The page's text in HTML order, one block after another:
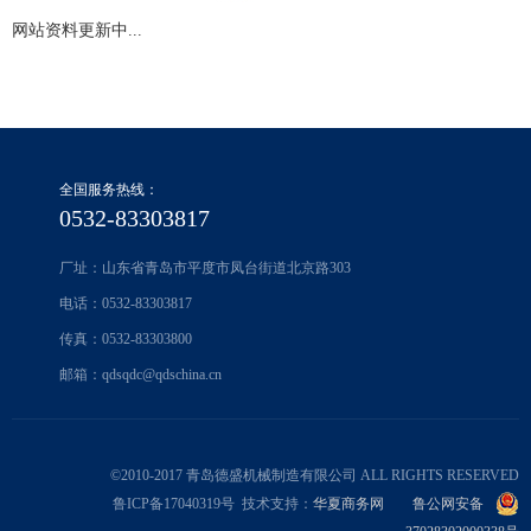
网站资料更新中...
全国服务热线：
0532-83303817
厂址：山东省青岛市平度市凤台街道北京路303
电话：0532-83303817
传真：0532-83303800
邮箱：qdsqdc@qdschina.cn
©2010-2017 青岛德盛机械制造有限公司 ALL RIGHTS RESERVED
鲁ICP备17040319号 技术支持： 华夏商务网
鲁公网安备